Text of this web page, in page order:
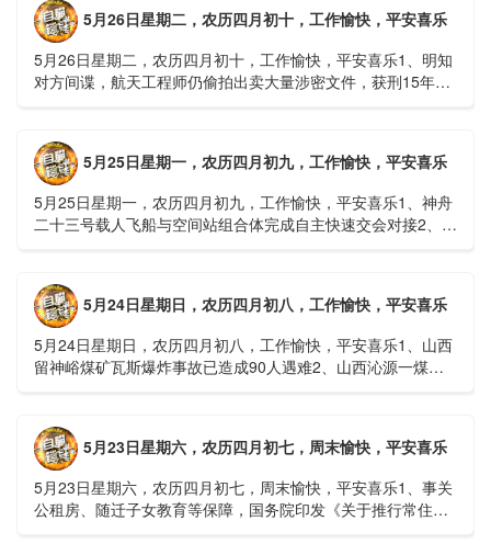
5月26日星期二，农历四月初十，工作愉快，平安喜乐
5月26日星期二，农历四月初十，工作愉快，平安喜乐1、明知
对方间谍，航天工程师仍偷拍出卖大量涉密文件，获刑15年
5月25日星期一，农历四月初九，工作愉快，平安喜乐
5月25日星期一，农历四月初九，工作愉快，平安喜乐1、神舟
二十三号载人飞船与空间站组合体完成自主快速交会对接2、山
5月24日星期日，农历四月初八，工作愉快，平安喜乐
5月24日星期日，农历四月初八，工作愉快，平安喜乐1、山西
留神峪煤矿瓦斯爆炸事故已造成90人遇难2、山西沁源一煤矿
5月23日星期六，农历四月初七，周末愉快，平安喜乐
5月23日星期六，农历四月初七，周末愉快，平安喜乐1、事关
公租房、随迁子女教育等保障，国务院印发《关于推行常住地